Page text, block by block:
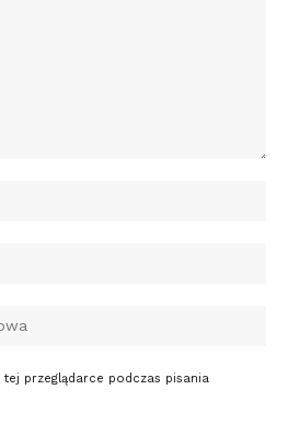
przeglądarce podczas pisania